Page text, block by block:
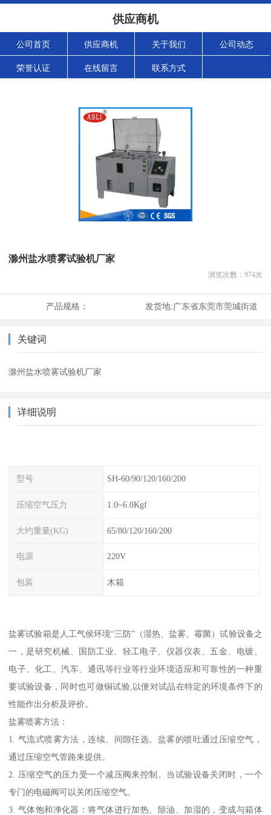
供应商机
公司首页 供应商机 关于我们 公司动态
荣誉认证 在线留言 联系方式
滁州盐水喷雾试验机厂家
浏览次数： 974次
产品规格： 发货地:广东省东莞市莞城街道
关键词
滁州盐水喷雾试验机厂家
详细说明
型号 SH-60/90/120/160/200
压缩空气压力 1.0~6.0Kgf
大约重量(KG) 65/80/120/160/200
电源 220V
包装 木箱
盐雾试验箱是人工气侯环境“三防”（湿热、盐雾、霉菌）试验设备之
一，是研究机械、国防工业、轻工电子、仪器仪表、五金、电镀、
电子、化工、汽车、通讯等行业等行业环境适应和可靠性的一种重
要试验设备，同时也可做铜试验,以便对试品在特定的环境条件下的
性能作出分析及评价。
盐雾喷雾方法：
1. 气流式喷雾方法，连续、间隙任选。盐雾的喷吐通过压缩空气，
通过压缩空气管路来提供。
2. 压缩空气的压力受一个减压阀来控制。当试验设备关闭时，一个
专门的电磁阀可以关闭压缩空气。
3. 气体饱和净化器：将气体进行加热、除油、加湿的，变成与箱体